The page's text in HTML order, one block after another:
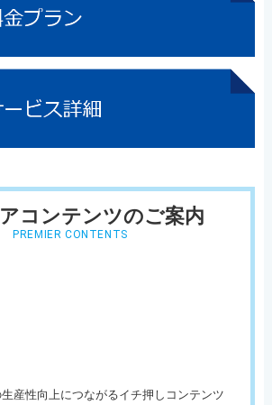
コンテンツのご案内
PREMIER CONTENTS
産性向上につながるイチ押しコンテンツ